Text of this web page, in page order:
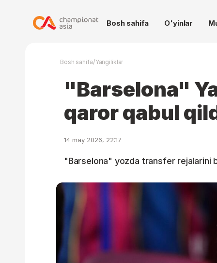
Bosh sahifa O'yinlar
Bosh sahifa/Yangiliklar
"Barselona"
qaror qabul
14 may 2026, 22:17
"Barselona" yozda transfer rejalarini